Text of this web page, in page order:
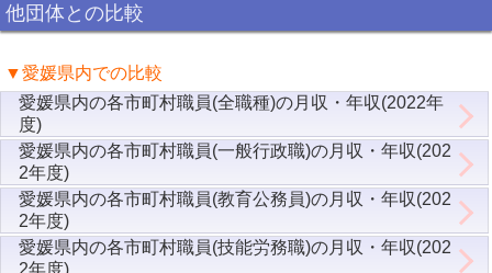
他団体との比較
▼愛媛県内での比較
愛媛県内の各市町村職員(全職種)の月収・年収(2022年
度)
愛媛県内の各市町村職員(一般行政職)の月収・年収(202
2年度)
愛媛県内の各市町村職員(教育公務員)の月収・年収(202
2年度)
愛媛県内の各市町村職員(技能労務職)の月収・年収(202
2年度)